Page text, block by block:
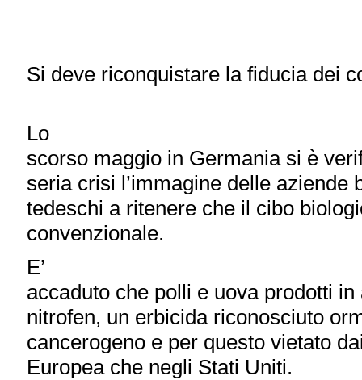
Si deve riconquistare la fiducia dei
Lo
scorso maggio in Germania si è
seria crisi l’immagine delle aziende
tedeschi a ritenere che il cibo
convenzionale.
E’
accaduto che polli e uova prodotti
nitrofen, un erbicida riconosciuto
cancerogeno e per questo vietato
Europea che negli Stati Uniti.